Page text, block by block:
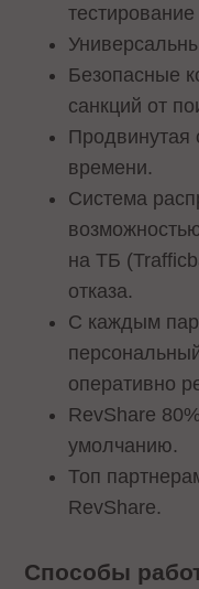
Безопасные
санкций от
Продвинутая
времени.
Система
на ТБ
отказа.
С каждым
оперативно
RevShare
умолчанию.
Топ
RevShare.
Способы